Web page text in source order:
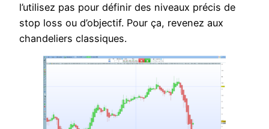
l’utilisez pas pour définir des niveaux précis de
stop loss ou d’objectif. Pour ça, revenez aux
chandeliers classiques.